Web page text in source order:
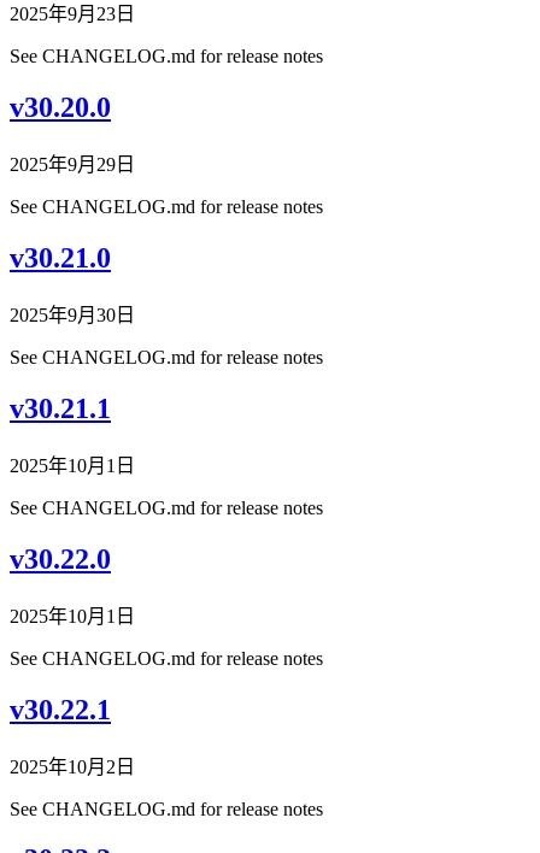
2025年9月23日
See CHANGELOG.md for release notes
v30.20.0
2025年9月29日
See CHANGELOG.md for release notes
v30.21.0
2025年9月30日
See CHANGELOG.md for release notes
v30.21.1
2025年10月1日
See CHANGELOG.md for release notes
v30.22.0
2025年10月1日
See CHANGELOG.md for release notes
v30.22.1
2025年10月2日
See CHANGELOG.md for release notes